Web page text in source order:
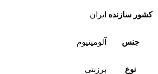
کشور سازنده ایران
جنس آلومینیوم
نوع برزنتی